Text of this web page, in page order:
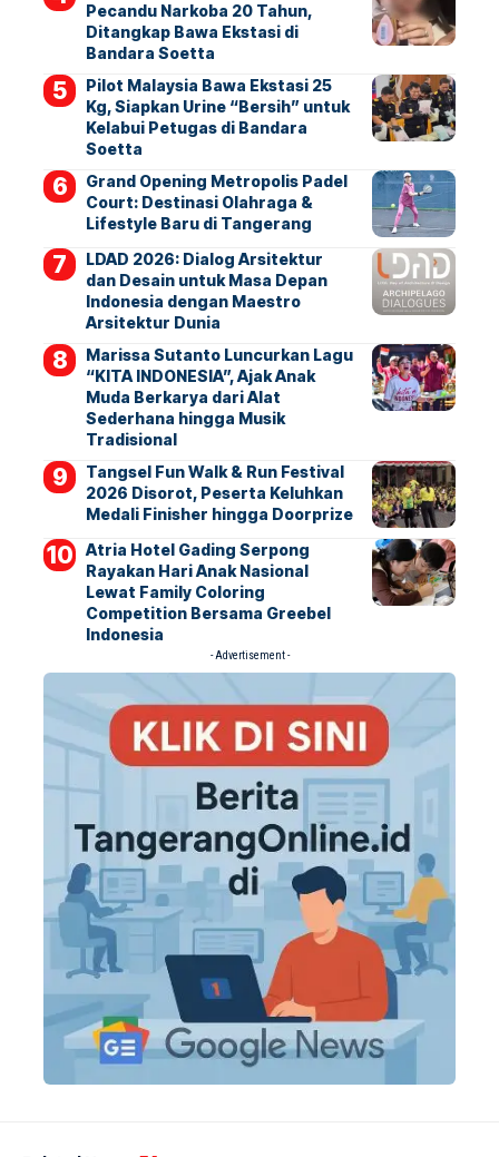
Pecandu Narkoba 20 Tahun,
Ditangkap Bawa Ekstasi di
Bandara Soetta
Pilot Malaysia Bawa Ekstasi 25
Kg, Siapkan Urine “Bersih” untuk
Kelabui Petugas di Bandara
Soetta
Grand Opening Metropolis Padel
Court: Destinasi Olahraga &
Lifestyle Baru di Tangerang
LDAD 2026: Dialog Arsitektur
dan Desain untuk Masa Depan
Indonesia dengan Maestro
Arsitektur Dunia
Marissa Sutanto Luncurkan Lagu
“KITA INDONESIA”, Ajak Anak
Muda Berkarya dari Alat
Sederhana hingga Musik
Tradisional
Tangsel Fun Walk & Run Festival
2026 Disorot, Peserta Keluhkan
Medali Finisher hingga Doorprize
Atria Hotel Gading Serpong
Rayakan Hari Anak Nasional
Lewat Family Coloring
Competition Bersama Greebel
Indonesia
- Advertisement -